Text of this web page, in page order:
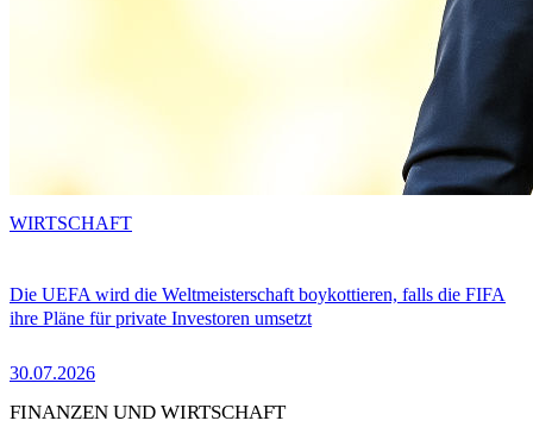
Die UEFA wird die Weltmeisterschaft boykottieren, falls die FIFA
ihre Pläne für private Investoren umsetzt
30.07.2026
WIRTSCHAFT
FINANZEN UND WIRTSCHAFT